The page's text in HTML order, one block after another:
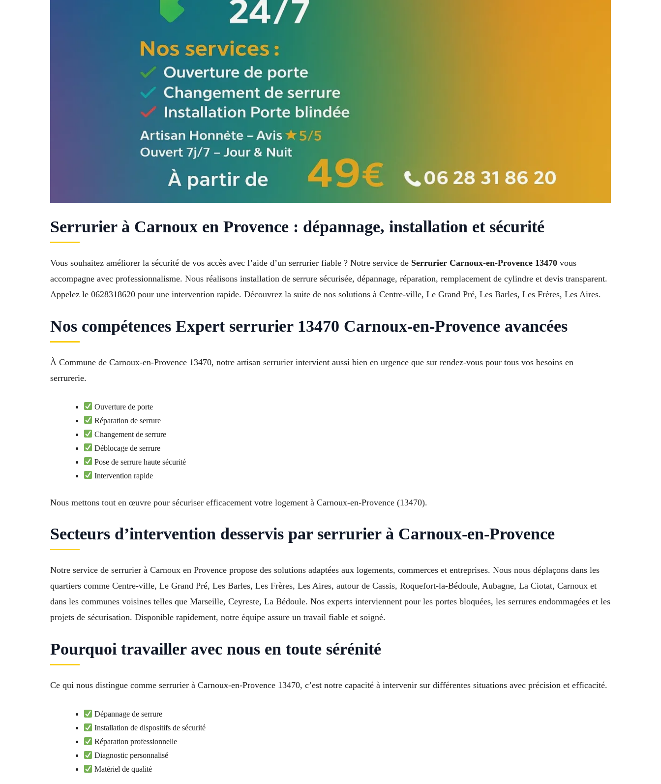
Serrurier à Carnoux en Provence : dépannage, installation et sécurité
Vous souhaitez améliorer la sécurité de vos accès avec l’aide d’un serrurier fiable ? Notre service de Serrurier Carnoux-en-Provence 13470 vous
accompagne avec professionnalisme. Nous réalisons installation de serrure sécurisée, dépannage, réparation, remplacement de cylindre et devis transparent.
Appelez le 0628318620 pour une intervention rapide. Découvrez la suite de nos solutions à Centre-ville, Le Grand Pré, Les Barles, Les Frères, Les Aires.
Nos compétences Expert serrurier 13470 Carnoux-en-Provence avancées
À Commune de Carnoux-en-Provence 13470, notre artisan serrurier intervient aussi bien en urgence que sur rendez-vous pour tous vos besoins en
serrurerie.
Ouverture de porte
Réparation de serrure
Changement de serrure
Déblocage de serrure
Pose de serrure haute sécurité
Intervention rapide
Nous mettons tout en œuvre pour sécuriser efficacement votre logement à Carnoux-en-Provence (13470).
Secteurs d’intervention desservis par serrurier à Carnoux-en-Provence
Notre service de serrurier à Carnoux en Provence propose des solutions adaptées aux logements, commerces et entreprises. Nous nous déplaçons dans les
quartiers comme Centre-ville, Le Grand Pré, Les Barles, Les Frères, Les Aires, autour de Cassis, Roquefort-la-Bédoule, Aubagne, La Ciotat, Carnoux et
dans les communes voisines telles que Marseille, Ceyreste, La Bédoule. Nos experts interviennent pour les portes bloquées, les serrures endommagées et les
projets de sécurisation. Disponible rapidement, notre équipe assure un travail fiable et soigné.
Pourquoi travailler avec nous en toute sérénité
Ce qui nous distingue comme serrurier à Carnoux-en-Provence 13470, c’est notre capacité à intervenir sur différentes situations avec précision et efficacité.
Dépannage de serrure
Installation de dispositifs de sécurité
Réparation professionnelle
Diagnostic personnalisé
Matériel de qualité